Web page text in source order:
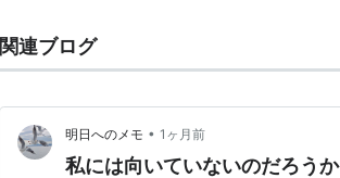
関連ブログ
明日へのメモ • 1ヶ月前
私には向いていないのだろうか